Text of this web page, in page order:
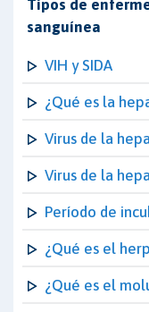
Tipos de
sanguínea
VIH y SIDA
¿Qué es la
Virus de la
Virus de la
Período de
¿Qué es el
¿Qué es el